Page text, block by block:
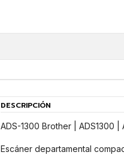
DESCRIPCIÓN
ADS-1300 Brother | ADS1300
Escáner departamental